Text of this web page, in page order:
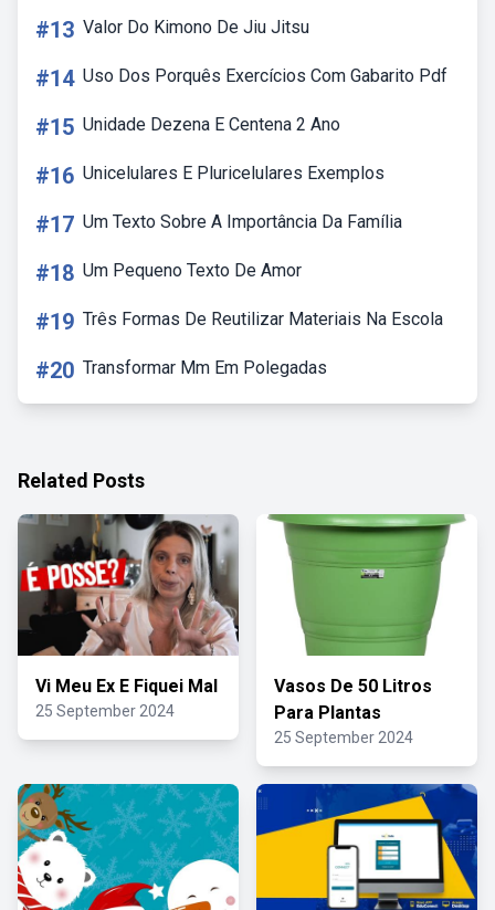
#13 Valor Do Kimono De Jiu Jitsu
#14 Uso Dos Porquês Exercícios Com Gabarito Pdf
#15 Unidade Dezena E Centena 2 Ano
#16 Unicelulares E Pluricelulares Exemplos
#17 Um Texto Sobre A Importância Da Família
#18 Um Pequeno Texto De Amor
#19 Três Formas De Reutilizar Materiais Na Escola
#20 Transformar Mm Em Polegadas
Related Posts
Vi Meu Ex E Fiquei Mal
25 September 2024
Vasos De 50 Litros
Para Plantas
25 September 2024